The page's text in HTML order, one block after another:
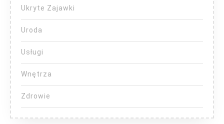
Ukryte Zajawki
Uroda
Usługi
Wnętrza
Zdrowie